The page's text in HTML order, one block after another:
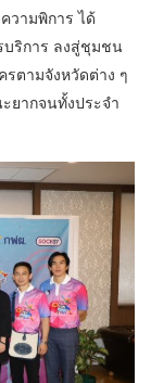
วามพิการ ได้
บริการ ลงสู่ชุมชน
ตามจังหวัดต่าง ๆ
ยากจนทั้งประจำ